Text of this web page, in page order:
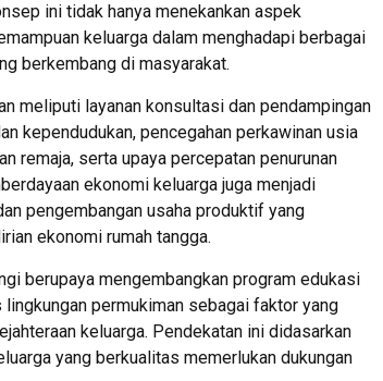
ini tidak hanya menekankan aspek
keluarga dalam menghadapi berbagai
berkembang di masyarakat.
meliputi layanan konsultasi dan pendampingan
kependudukan, pencegahan perkawinan usia
remaja, serta upaya percepatan penurunan
ekonomi keluarga juga menjadi
pengembangan usaha produktif yang
ekonomi rumah tangga.
berupaya mengembangkan program edukasi
permukiman sebagai faktor yang
keluarga. Pendekatan ini didasarkan
yang berkualitas memerlukan dukungan